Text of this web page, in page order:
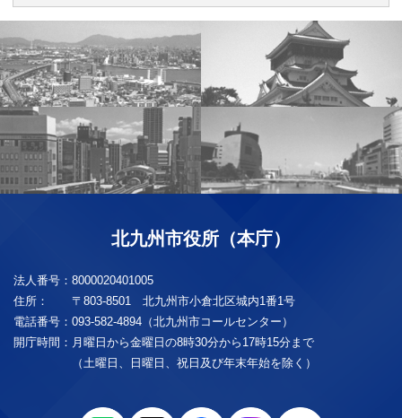
北九州市役所（本庁）
法人番号： 8000020401005
住所：
〒803-8501 北九州市小倉北区城内1番1号
電話番号： 093-582-4894（北九州市コールセンター）
開庁時間： 月曜日から金曜日の8時30分から17時15分まで
（土曜日、日曜日、祝日及び年末年始を除く）